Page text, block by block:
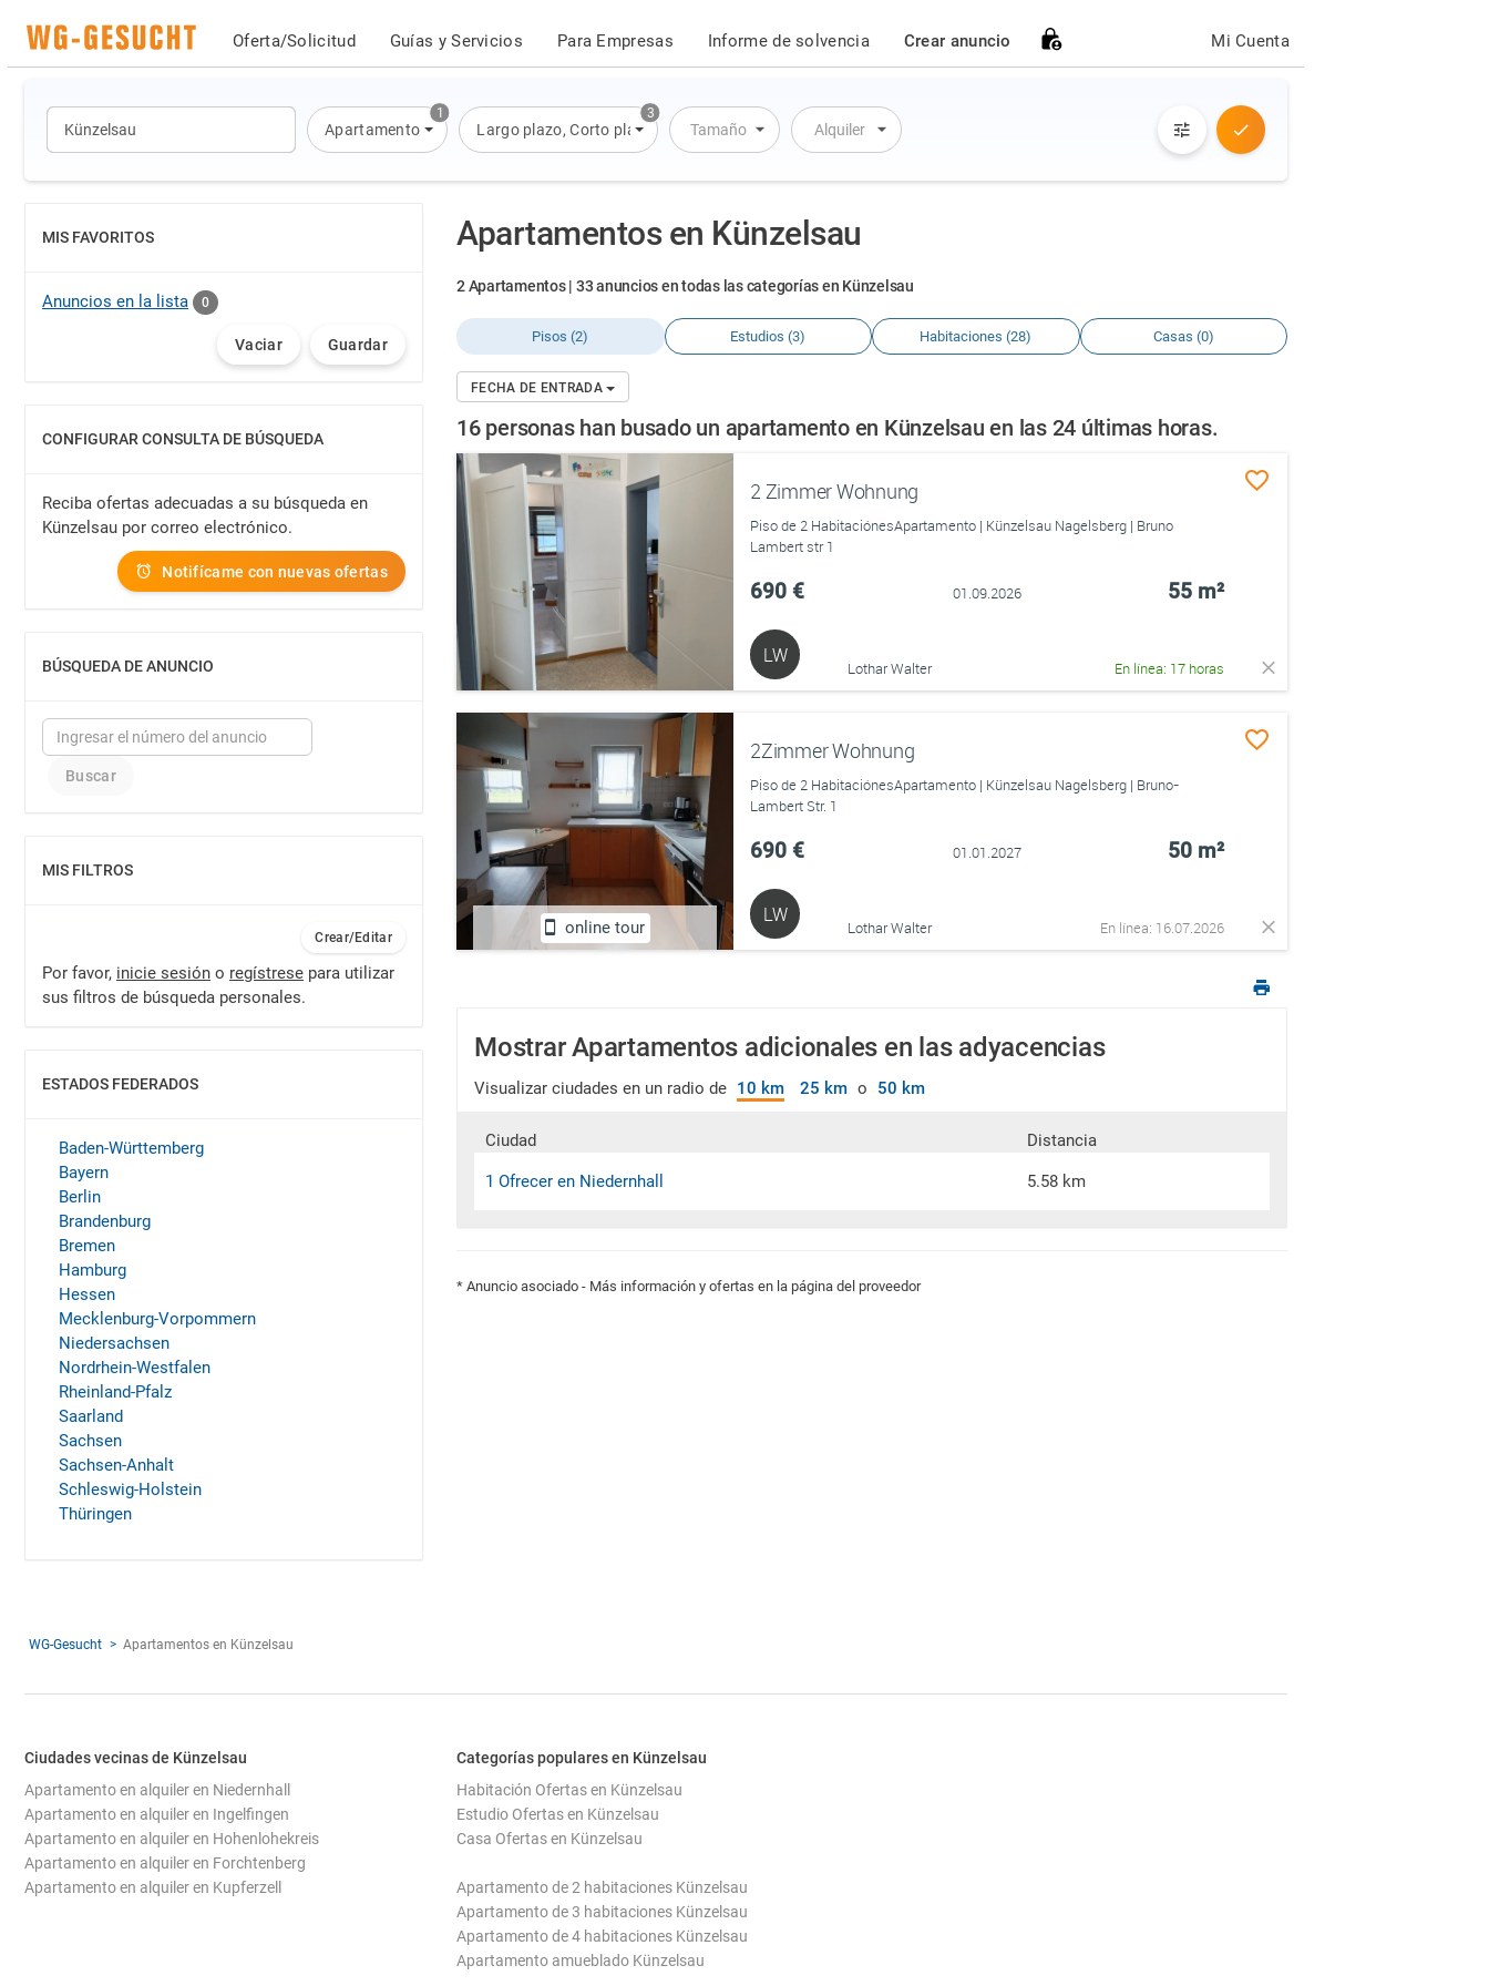
Oferta/Solicitud Guías y Servicios Para Empresas Informe de solvencia Crear anuncio Mi Cuenta
1
Apartamento
3
Largo plazo,Corto plazo , Alquiler por día
Tamaño Alquiler
Apartamentos en Künzelsau
2 Apartamentos | 33 anuncios en todas las categorías en Künzelsau
Pisos (2) Estudios (3) Habitaciones (28) Casas (0)
FECHA DE ENTRADA
16 personas han busado un apartamento en Künzelsau en las 24 últimas horas.
2 Zimmer Wohnung
Piso de 2 HabitaciónesApartamento | Künzelsau Nagelsberg | Bruno
Lambert str 1
690 € 01.09.2026 55 m²
LW
Lothar Walter En línea: 17 horas
online tour
2Zimmer Wohnung
Piso de 2 HabitaciónesApartamento | Künzelsau Nagelsberg | Bruno-
Lambert Str. 1
690 € 01.01.2027 50 m²
LW
Lothar Walter En línea: 16.07.2026
Mostrar Apartamentos adicionales en las adyacencias
Visualizar ciudades en un radio de 10 km 25 km o 50 km
Ciudad Distancia
1 Ofrecer en Niedernhall 5.58 km
* Anuncio asociado - Más información y ofertas en la página del proveedor
MIS FAVORITOS
MOSTRAR
Anuncios en la lista 0
Vaciar Guardar
CONFIGURAR CONSULTA DE BÚSQUEDA
MOSTRAR
Reciba ofertas adecuadas a su búsqueda en
Künzelsau por correo electrónico.
Notifícame con nuevas ofertas
BÚSQUEDA DE ANUNCIO
MOSTRAR
MIS FILTROS
MOSTRAR
Crear/Editar
Por favor, inicie sesión o regístrese para utilizar
sus filtros de búsqueda personales.
ESTADOS FEDERADOS
MOSTRAR
Baden-Württemberg
Bayern
Berlin
Brandenburg
Bremen
Hamburg
Hessen
Mecklenburg-Vorpommern
Niedersachsen
Nordrhein-Westfalen
Rheinland-Pfalz
Saarland
Sachsen
Sachsen-Anhalt
Schleswig-Holstein
Thüringen
WG-Gesucht Apartamentos en Künzelsau
Ciudades vecinas de Künzelsau
Apartamento en alquiler en Niedernhall
Apartamento en alquiler en Ingelfingen
Apartamento en alquiler en Hohenlohekreis
Apartamento en alquiler en Forchtenberg
Apartamento en alquiler en Kupferzell
Categorías populares en Künzelsau
Habitación Ofertas en Künzelsau
Estudio Ofertas en Künzelsau
Casa Ofertas en Künzelsau
Apartamento de 2 habitaciones Künzelsau
Apartamento de 3 habitaciones Künzelsau
Apartamento de 4 habitaciones Künzelsau
Apartamento amueblado Künzelsau